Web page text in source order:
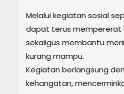
Melalui kegiatan sosial
dapat terus mempererat
sekaligus membantu
kurang mampu.
Kegiatan berlangsung
kehangatan,